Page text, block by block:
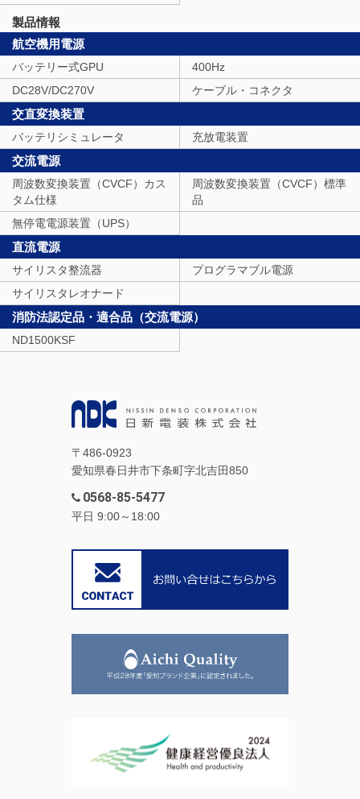
製品情報
航空機用電源
バッテリー式GPU
400Hz
DC28V/DC270V
ケーブル・コネクタ
交直変換装置
バッテリシミュレータ 充放電装置
交流電源
周波数変換装置（CVCF）カス
タム仕様
周波数変換装置（CVCF）標準
品
無停電電源装置（UPS）
直流電源
サイリスタ整流器
プログラマブル電源
サイリスタレオナード
消防法認定品・適合品（交流電源）
ND1500KSF
〒486-0923
愛知県春日井市下条町字北吉田850
0568-85-5477
平日 9:00～18:00